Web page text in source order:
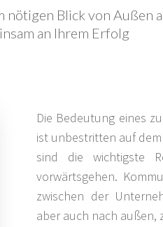
nötigen Blick von Außen
an Ihrem Erfolg
Die Bedeutung eines
ist unbestritten auf
sind die wichtigste
vorwärtsgehen.
zwischen der
aber auch nach